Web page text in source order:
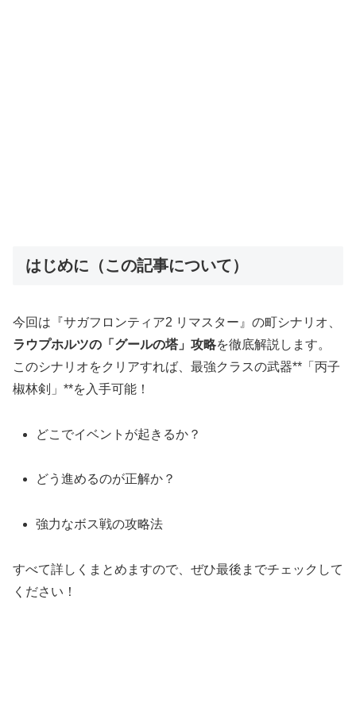
はじめに（この記事について）
今回は『サガフロンティア2 リマスター』の町シナリオ、
ラウプホルツの「グールの塔」攻略を徹底解説します。
このシナリオをクリアすれば、最強クラスの武器**「丙子
椒林剣」**を入手可能！
どこでイベントが起きるか？
どう進めるのが正解か？
強力なボス戦の攻略法
すべて詳しくまとめますので、ぜひ最後までチェックして
ください！